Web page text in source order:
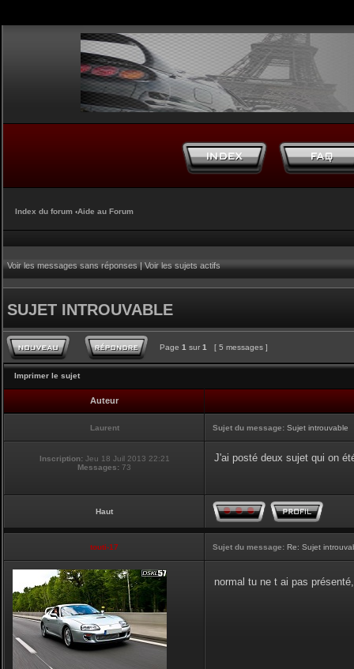
Index du forum ‹Aide au Forum
Voir les messages sans réponses|Voir les sujets actifs
SUJET INTROUVABLE
Page 1 sur 1 [ 5 messages ]
Imprimer le sujet
Auteur
Laurent Sujet du message: Sujet introuvable
Inscription: Jeu 18 Juil 2013 22:21
Messages: 73
J'ai posté deux sujet qui on
Haut
touti-17 Sujet du message: Re: Sujet
normal tu ne t ai pas